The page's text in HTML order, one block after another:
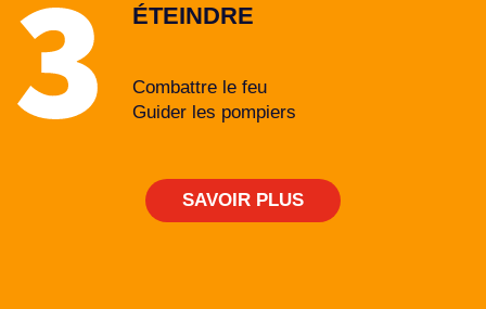
ÉTEINDRE
Combattre le feu
Guider les pompiers
SAVOIR PLUS